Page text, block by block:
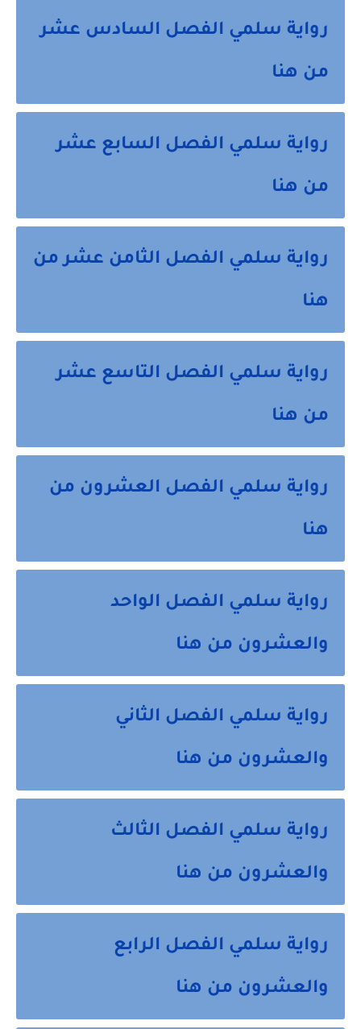
رواية سلمي الفصل السادس عشر
من هنا
رواية سلمي الفصل السابع عشر
من هنا
رواية سلمي الفصل الثامن عشر من
هنا
رواية سلمي الفصل التاسع عشر
من هنا
رواية سلمي الفصل العشرون من
هنا
رواية سلمي الفصل الواحد
والعشرون من هنا
رواية سلمي الفصل الثاني
والعشرون من هنا
رواية سلمي الفصل الثالث
والعشرون من هنا
رواية سلمي الفصل الرابع
والعشرون من هنا